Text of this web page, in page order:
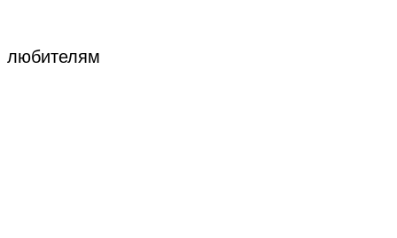
любителям